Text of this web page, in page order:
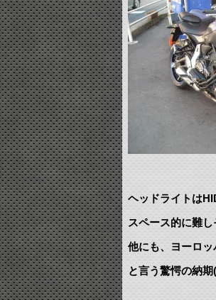
ヘッドライトは
スペース的に難
他にも、ヨーロ
と言う驚愕の納